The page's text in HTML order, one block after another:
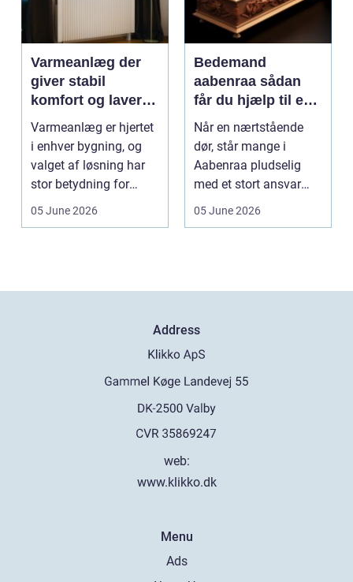
Varmeanlæg der
giver stabil
komfort og lavere
energiregning
Varmeanlæg er hjertet
i enhver bygning, og
valget af løsning har
stor betydning for
b&a...
05 June 2026
Bedemand
aabenraa sådan
får du hjælp til en
værdig afsked
Når en nærtstående
dør, står mange i
Aabenraa pludselig
med et stort ansvar
midt i sorgen.
05 June 2026
Address
web:
www.klikko.dk
Menu
Ads